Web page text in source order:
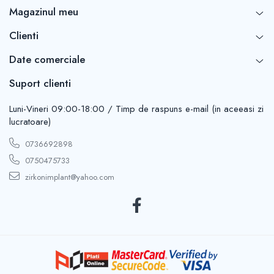
Magazinul meu
Clienti
Date comerciale
Suport clienti
Luni-Vineri 09:00-18:00 / Timp de raspuns e-mail (in aceeasi zi
lucratoare)
0736692898
0750475733
zirkonimplant@yahoo.com